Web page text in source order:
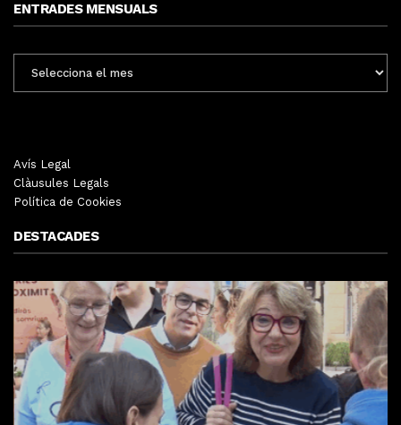
ENTRADES MENSUALS
MENSUALS
Avís Legal
Clàusules Legals
Política de Cookies
DESTACADES